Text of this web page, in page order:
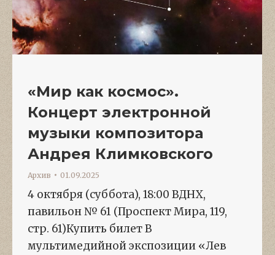
«Мир как космос».
Концерт электронной
музыки композитора
Андрея Климковского
Архив 01.09.2025
4 октября (суббота), 18:00 ВДНХ,
павильон № 61 (Проспект Мира, 119,
стр. 61)Купить билет В
мультимедийной экспозиции «Лев